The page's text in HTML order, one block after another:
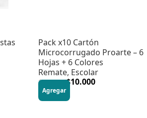
Pack x10 Cartón
Microcorrugado Proarte – 6
Hojas + 6 Colores
Remate, Escolar
$30.990 $10.000
Agregar